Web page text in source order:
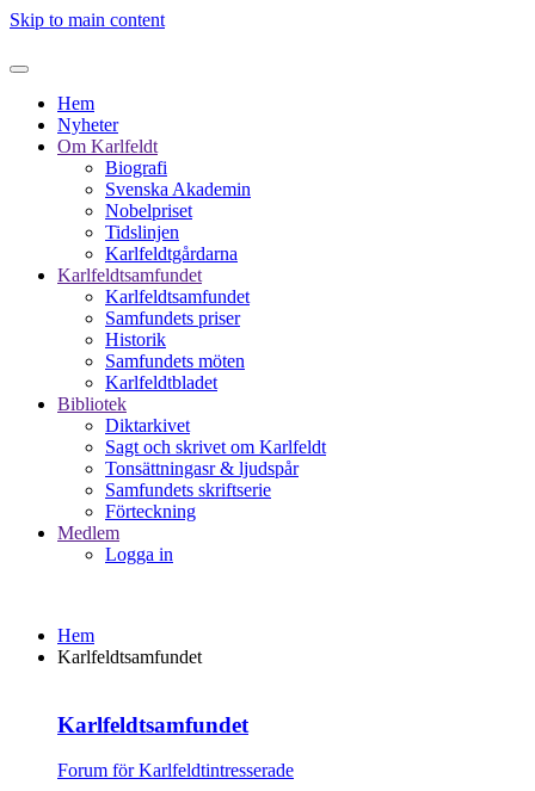
Skip to main content
Hem
Nyheter
Om Karlfeldt
Biografi
Svenska Akademin
Nobelpriset
Tidslinjen
Karlfeldtgårdarna
Karlfeldtsamfundet
Karlfeldtsamfundet
Samfundets priser
Historik
Samfundets möten
Karlfeldtbladet
Bibliotek
Diktarkivet
Sagt och skrivet om Karlfeldt
Tonsättningasr & ljudspår
Samfundets skriftserie
Förteckning
Medlem
Logga in
Hem
Karlfeldtsamfundet
Karlfeldtsamfundet
Forum för Karlfeldtintresserade